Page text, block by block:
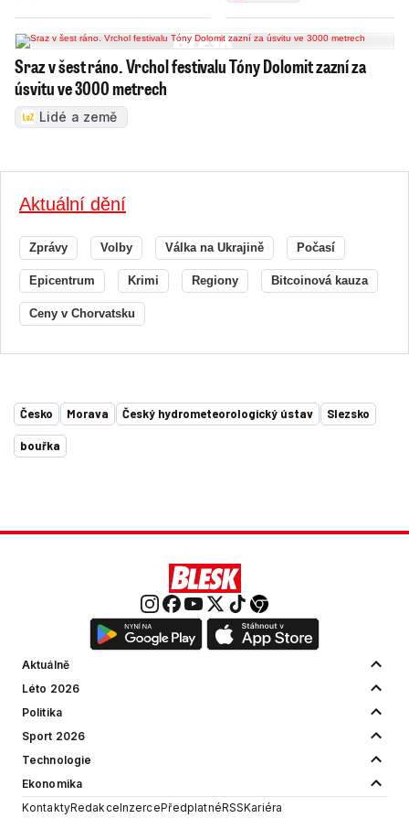
Sraz v šest ráno. Vrchol festivalu Tóny Dolomit zazní za
úsvitu ve 3000 metrech
Lidé a země
Aktuální dění
Zprávy Volby Válka na Ukrajině Počasí
Epicentrum Krimi Regiony Bitcoinová kauza
Ceny v Chorvatsku
Česko Morava Český hydrometeorologický ústav Slezsko
bouřka
Aktuálně
Léto 2026
Politika
Sport 2026
Technologie
Ekonomika
KontaktyRedakceInzercePředplatnéRSSKariéra